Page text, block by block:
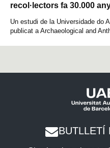
recol·lectors fa 30.000
Un estudi de la Universidade do
publicat a Archaeological and
BUTLLETÍ